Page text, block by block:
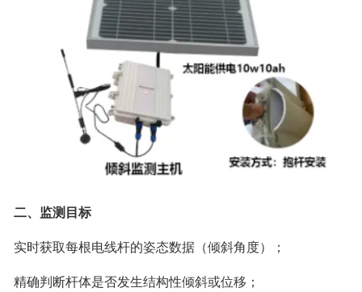
二、监测目标
实时获取每根电线杆的姿态数据（倾斜角度）；
精确判断杆体是否发生结构性倾斜或位移；